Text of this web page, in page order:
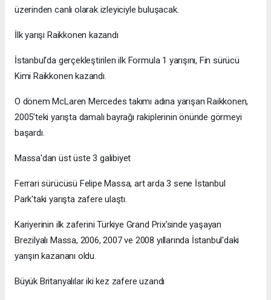
üzerinden canlı olarak izleyiciyle buluşacak.
İlk yarışı Raikkonen kazandı
İstanbul'da gerçekleştirilen ilk Formula 1 yarışını, Fin sürücü
Kimi Raikkonen kazandı.
O dönem McLaren Mercedes takımı adına yarışan Raikkonen,
2005'teki yarışta damalı bayrağı rakiplerinin önünde görmeyi
başardı.
Massa'dan üst üste 3 galibiyet
Ferrari sürücüsü Felipe Massa, art arda 3 sene İstanbul
Park'taki yarışta zafere ulaştı.
Kariyerinin ilk zaferini Türkiye Grand Prix'sinde yaşayan
Brezilyalı Massa, 2006, 2007 ve 2008 yıllarında İstanbul'daki
yarışın kazananı oldu.
Büyük Britanyalılar iki kez zafere uzandı